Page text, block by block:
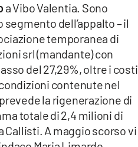
a Vibo Valentia. Sono
dell’appalto – il
temporanea di
srl (mandante) con
del 27,29%, oltre i costi
contenute nel
prevede la rigenerazione di
totale di 2,4 milioni di
Callisti. A maggio scorso vi